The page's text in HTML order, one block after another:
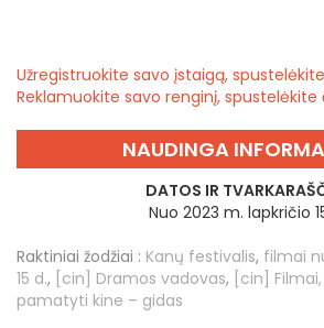
Užregistruokite savo įstaigą,
Reklamuokite savo renginį, spustelėkite
NAUDINGA
DATOS IR
Nuo 2023 m. lapkričio
Raktiniai žodžiai : Kanų festivalis, filmai
15 d., [cin] Dramos vadovas, [cin]
pamatyti kine – gidas